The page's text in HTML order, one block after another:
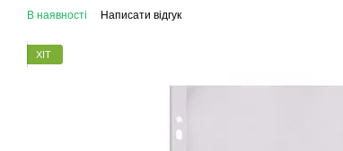
В наявності Написати відгук
ХІТ